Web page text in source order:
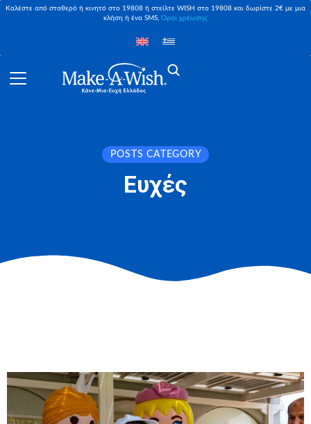
Καλέστε από σταθερό ή κινητό στο 19808 ή στείλτε WISH στο 19808 και δωρίστε 2€ με μια
κλήση ή ένα SMS,Όροι χρέωσης
POSTS CATEGORY
Ευχές